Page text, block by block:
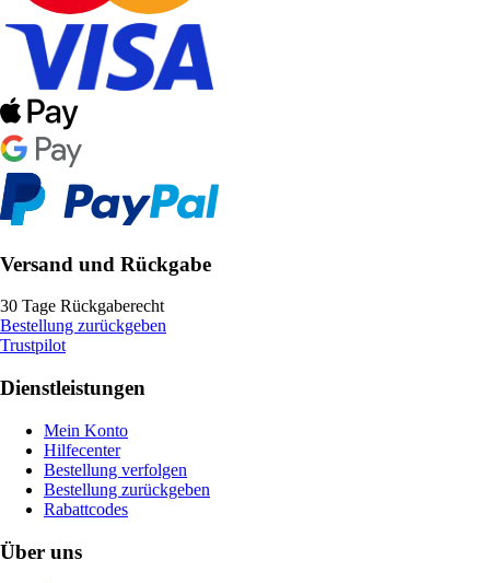
Versand und Rückgabe
30 Tage Rückgaberecht
Bestellung zurückgeben
Trustpilot
Dienstleistungen
Mein Konto
Hilfecenter
Bestellung verfolgen
Bestellung zurückgeben
Rabattcodes
Über uns